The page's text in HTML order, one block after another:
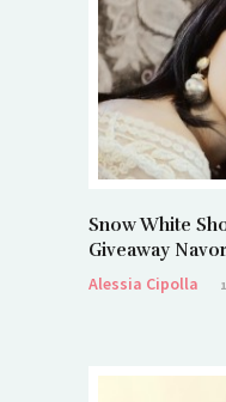
Snow White
Giveaway
Alessia Cipolla